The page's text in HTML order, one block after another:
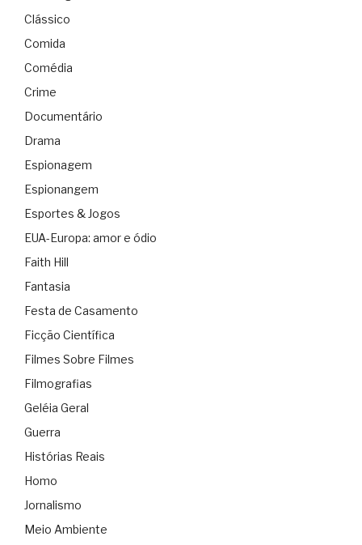
Clássico
Comida
Comédia
Crime
Documentário
Drama
Espionagem
Espionangem
Esportes & Jogos
EUA-Europa: amor e ódio
Faith Hill
Fantasia
Festa de Casamento
Ficção Científica
Filmes Sobre Filmes
Filmografias
Geléia Geral
Guerra
Histórias Reais
Homo
Jornalismo
Meio Ambiente